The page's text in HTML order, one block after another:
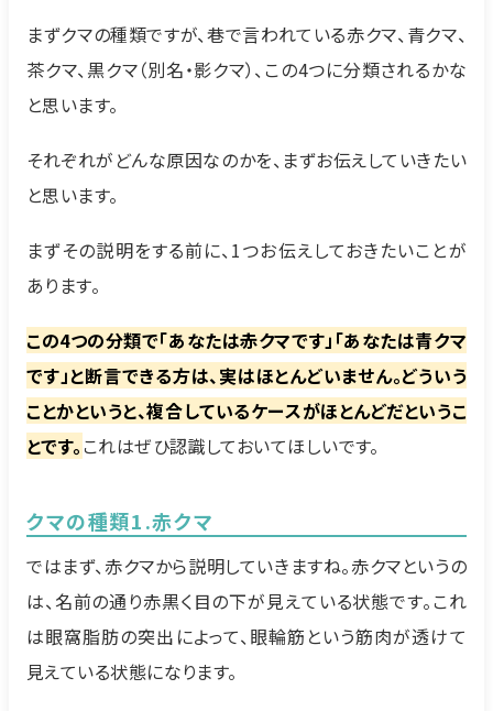
まずクマの種類ですが、巷で言われている赤クマ、青クマ、
茶クマ、黒クマ（別名・影クマ）、この4つに分類されるかな
と思います。
それぞれがどんな原因なのかを、まずお伝えしていきたい
と思います。
まずその説明をする前に、1つお伝えしておきたいことが
あります。
この4つの分類で「あなたは赤クマです」「あなたは青クマ
です」と断言できる方は、実はほとんどいません。どういう
ことかというと、複合しているケースがほとんどだというこ
とです。 これはぜひ認識しておいてほしいです。
クマの種類1.赤クマ
ではまず、赤クマから説明していきますね。赤クマというの
は、名前の通り赤黒く目の下が見えている状態です。これ
は眼窩脂肪の突出によって、眼輪筋という筋肉が透けて
見えている状態になります。